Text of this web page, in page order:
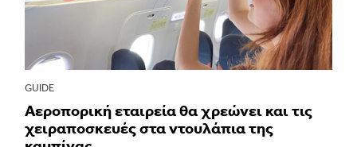
GUIDE
Αεροπορική εταιρεία θα χρεώνει και τις
χειραποσκευές στα ντουλάπια της